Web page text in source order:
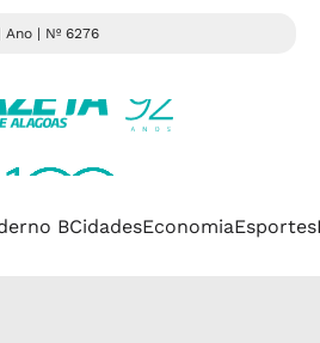
Ano | Nº 6276
BCidadesEconomiaEsportes